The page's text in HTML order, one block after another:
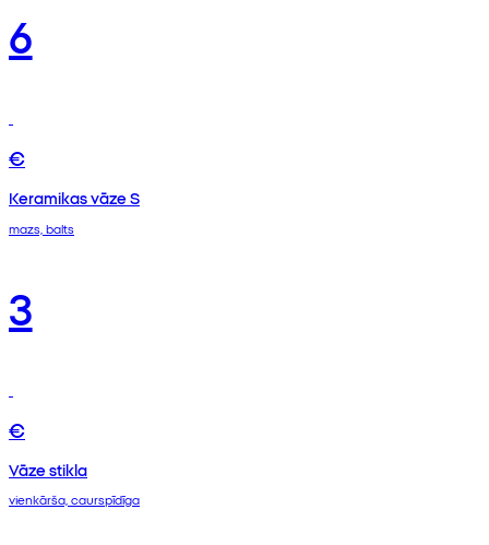
6
€
Keramikas vāze S
mazs, balts
3
€
Vāze stikla
vienkārša, caurspīdīga